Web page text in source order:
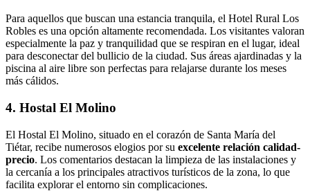
Para aquellos que buscan una estancia tranquila, el Hotel Rural Los
Robles es una opción altamente recomendada. Los visitantes valoran
especialmente la paz y tranquilidad que se respiran en el lugar, ideal
para desconectar del bullicio de la ciudad. Sus áreas ajardinadas y la
piscina al aire libre son perfectas para relajarse durante los meses
más cálidos.
4. Hostal El Molino
El Hostal El Molino, situado en el corazón de Santa María del
Tiétar, recibe numerosos elogios por su excelente relación calidad-
precio. Los comentarios destacan la limpieza de las instalaciones y
la cercanía a los principales atractivos turísticos de la zona, lo que
facilita explorar el entorno sin complicaciones.